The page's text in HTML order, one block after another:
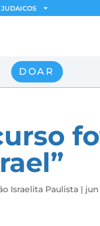
JUDAICOS
DOAR
Israelita Paulista | jun